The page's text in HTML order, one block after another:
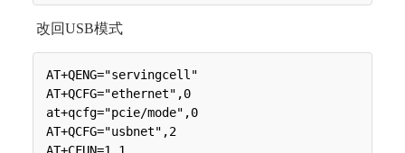
改回USB模式
AT+QENG="servingcell"
AT+QCFG="ethernet",0
at+qcfg="pcie/mode",0
AT+QCFG="usbnet",2